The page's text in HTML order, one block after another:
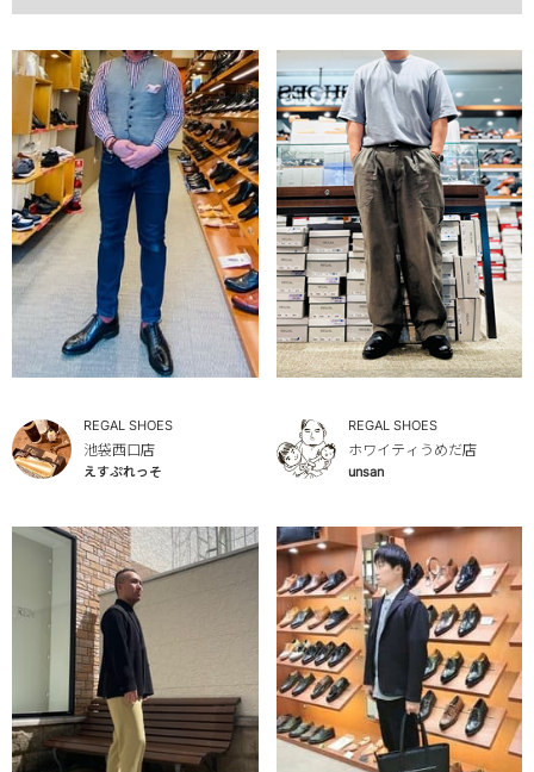
REGAL SHOES
池袋西口店
えすぷれっそ
REGAL SHOES
ホワイティうめだ店
unsan